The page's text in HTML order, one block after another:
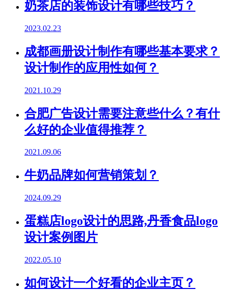
奶茶店的装饰设计有哪些技巧？
2023.02.23
成都画册设计制作有哪些基本要求？
设计制作的应用性如何？
2021.10.29
合肥广告设计需要注意些什么？有什
么好的企业值得推荐？
2021.09.06
牛奶品牌如何营销策划？
2024.09.29
蛋糕店logo设计的思路,丹香食品logo
设计案例图片
2022.05.10
如何设计一个好看的企业主页？